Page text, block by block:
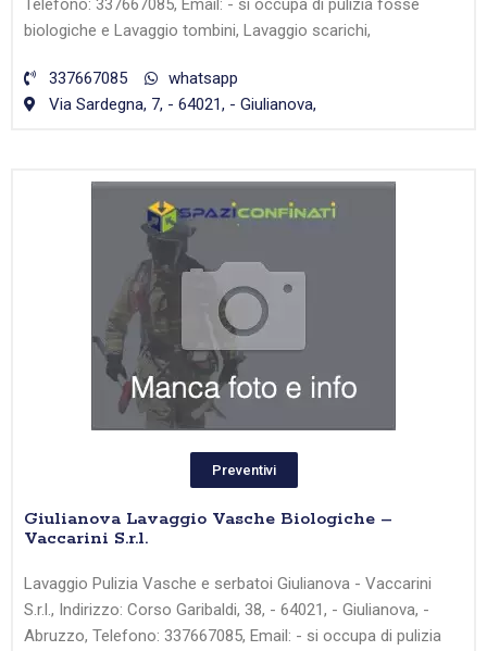
Telefono: 337667085, Email: - si occupa di pulizia fosse
biologiche e Lavaggio tombini, Lavaggio scarichi,
337667085
whatsapp
Via Sardegna, 7, - 64021, - Giulianova,
Preventivi
Giulianova Lavaggio Vasche Biologiche –
Vaccarini S.r.l.
Lavaggio Pulizia Vasche e serbatoi Giulianova - Vaccarini
S.r.l., Indirizzo: Corso Garibaldi, 38, - 64021, - Giulianova, -
Abruzzo, Telefono: 337667085, Email: - si occupa di pulizia